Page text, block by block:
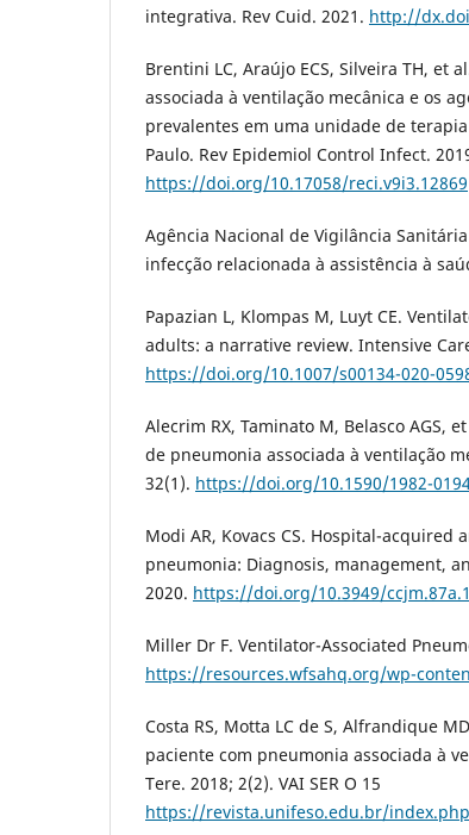
integrativa. Rev Cuid. 2021. http://
Brentini LC, Araújo ECS, Silveira TH, et
associada à ventilação mecânica e os
prevalentes em uma unidade de
Paulo. Rev Epidemiol Control Infect.
https://doi.org/10.17058/reci.v9i3.12869
Agência Nacional de Vigilância
infecção relacionada à assistência à
Papazian L, Klompas M, Luyt CE.
adults: a narrative review. Intensive
https://doi.org/10.1007/s00134-020-
Alecrim RX, Taminato M, Belasco AGS,
de pneumonia associada à ventilação
32(1). https://doi.org/10.1590/1982-
Modi AR, Kovacs CS. Hospital-acquired
pneumonia: Diagnosis, management,
2020. https://doi.org/10.3949/
Miller Dr F. Ventilator-Associated
https://resources.wfsahq.org/wp-
Costa RS, Motta LC de S, Alfrandique
paciente com pneumonia associada à
Tere. 2018; 2(2). VAI SER O 15
https://revista.unifeso.edu.br/